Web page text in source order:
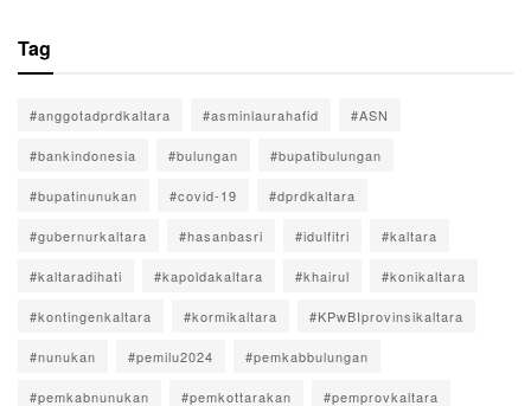
Tag
#anggotadprdkaltara #asminlaurahafid #ASN
#bankindonesia #bulungan #bupatibulungan
#bupatinunukan #covid-19 #dprdkaltara
#gubernurkaltara #hasanbasri #idulfitri #kaltara
#kaltaradihati #kapoldakaltara #khairul #konikaltara
#kontingenkaltara #kormikaltara #KPwBIprovinsikaltara
#nunukan #pemilu2024 #pemkabbulungan
#pemkabnunukan #pemkottarakan #pemprovkaltara